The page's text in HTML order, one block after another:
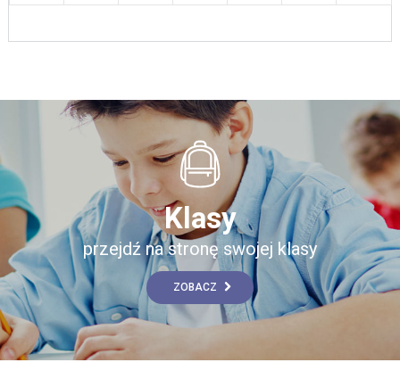
Klasy
przejdź na stronę swojej klasy
ZOBACZ